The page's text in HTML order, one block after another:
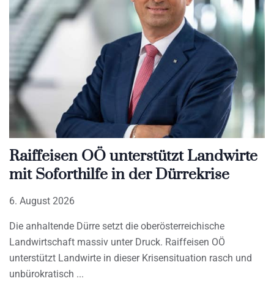
Raiffeisen OÖ unterstützt Landwirte
mit Soforthilfe in der Dürrekrise
6. August 2026
Die anhaltende Dürre setzt die oberösterreichische
Landwirtschaft massiv unter Druck. Raiffeisen OÖ
unterstützt Landwirte in dieser Krisensituation rasch und
unbürokratisch